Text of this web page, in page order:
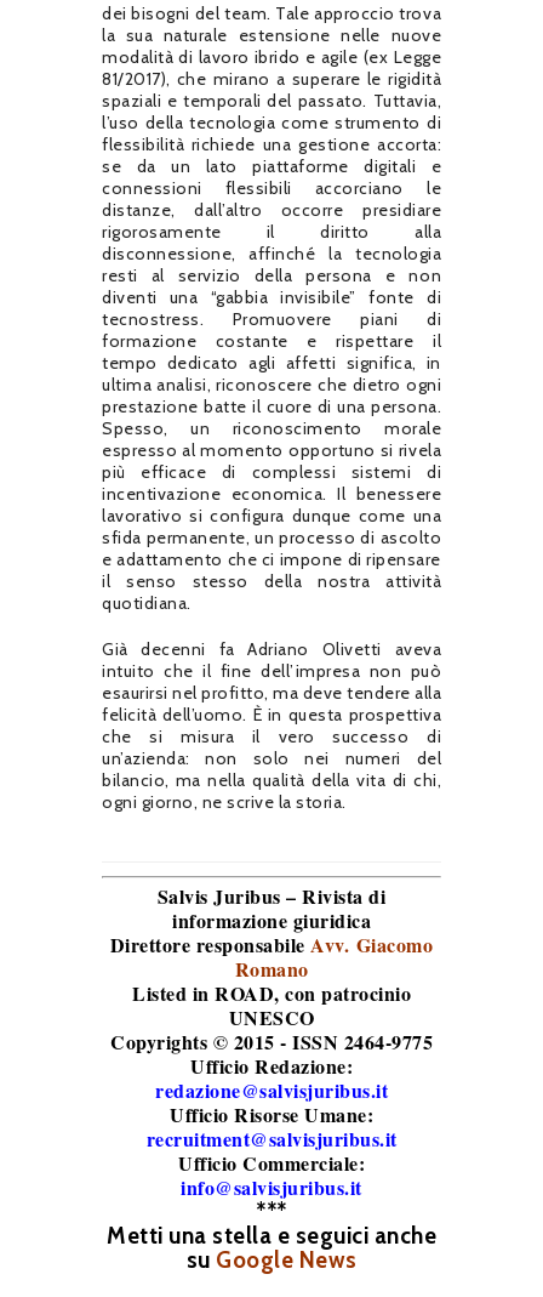
dei bisogni del team. Tale approccio trova
la sua naturale estensione nelle nuove
modalità di lavoro ibrido e agile (ex Legge
81/2017), che mirano a superare le rigidità
spaziali e temporali del passato. Tuttavia,
l’uso della tecnologia come strumento di
flessibilità richiede una gestione accorta:
se da un lato piattaforme digitali e
connessioni flessibili accorciano le
distanze, dall’altro occorre presidiare
rigorosamente il diritto alla
disconnessione, affinché la tecnologia
resti al servizio della persona e non
diventi una “gabbia invisibile” fonte di
tecnostress. Promuovere piani di
formazione costante e rispettare il
tempo dedicato agli affetti significa, in
ultima analisi, riconoscere che dietro ogni
prestazione batte il cuore di una persona.
Spesso, un riconoscimento morale
espresso al momento opportuno si rivela
più efficace di complessi sistemi di
incentivazione economica. Il benessere
lavorativo si configura dunque come una
sfida permanente, un processo di ascolto
e adattamento che ci impone di ripensare
il senso stesso della nostra attività
quotidiana.
Già decenni fa Adriano Olivetti aveva
intuito che il fine dell’impresa non può
esaurirsi nel profitto, ma deve tendere alla
felicità dell’uomo. È in questa prospettiva
che si misura il vero successo di
un’azienda: non solo nei numeri del
bilancio, ma nella qualità della vita di chi,
ogni giorno, ne scrive la storia.
Salvis Juribus – Rivista di
informazione giuridica
Direttore responsabileAvv. Giacomo
Romano
Listed in ROAD, con patrocinio
UNESCO
Copyrights © 2015 - ISSN 2464-9775
Ufficio Redazione:
redazione@salvisjuribus.it
Ufficio Risorse Umane:
recruitment@salvisjuribus.it
Ufficio Commerciale:
info@salvisjuribus.it
***
Metti una stella e seguici anche
su Google News